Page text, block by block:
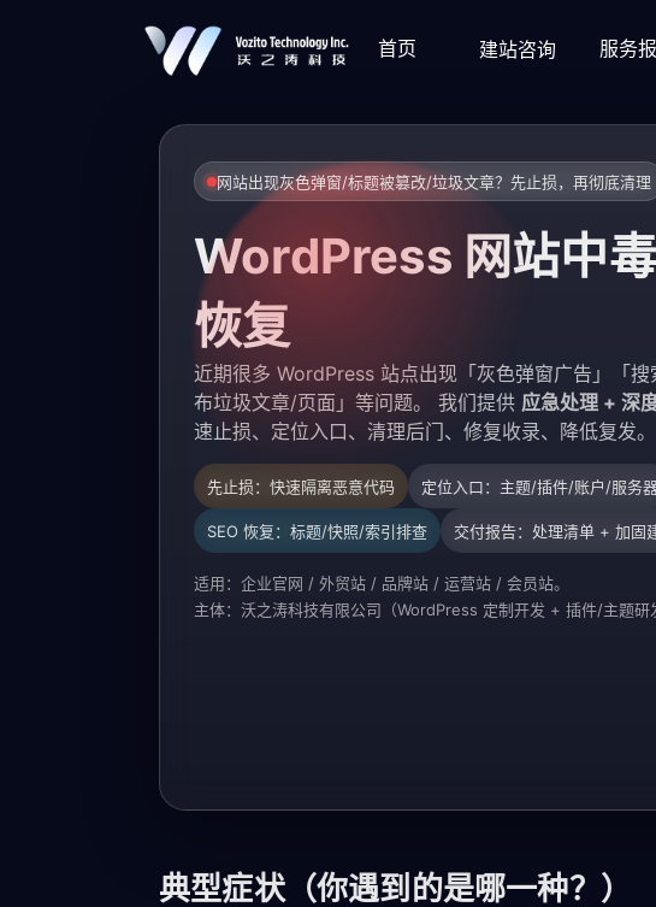
首页 建站咨询 服务
网站出现灰色弹窗/标题被篡改/垃圾文章？先止损，再彻底清理
WordPress 网站中
恢复
近期很多 WordPress 站点出现「灰色弹窗广告」「
布垃圾文章/页面」等问题。 我们提供 应急处理 + 深
速止损、定位入口、清理后门、修复收录、降低复发。
先止损：快速隔离恶意代码 定位入口：主题/插件/账户/服务
SEO 恢复：标题/快照/索引排查 交付报告：处理清单 + 加固
适用：企业官网 / 外贸站 / 品牌站 / 运营站 / 会员站。
主体：沃之涛科技有限公司（WordPress 定制开发 + 插件/主题研
典型症状（你遇到的是哪一种？）